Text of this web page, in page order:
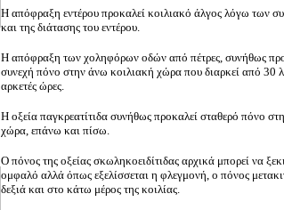
Η απόφραξη εντέρου προκαλεί κοιλιακό άλγος λόγω των
και της διάτασης του εντέρου.
Η απόφραξη των χοληφόρων οδών από πέτρες, συνήθως
συνεχή πόνο στην άνω κοιλιακή χώρα που διαρκεί από 30
αρκετές ώρες.
Η οξεία παγκρεατίτιδα συνήθως προκαλεί σταθερό πόνο
χώρα, επάνω και πίσω.
Ο πόνος της οξείας σκωληκοειδίτιδας αρχικά μπορεί να
ομφαλό αλλά όπως εξελίσσεται η φλεγμονή, ο πόνος
δεξιά και στο κάτω μέρος της κοιλίας.